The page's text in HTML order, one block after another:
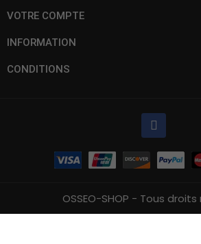
VOTRE COMPTE
INFORMATION
CONDITIONS
OSSEO-SHOP - Tous